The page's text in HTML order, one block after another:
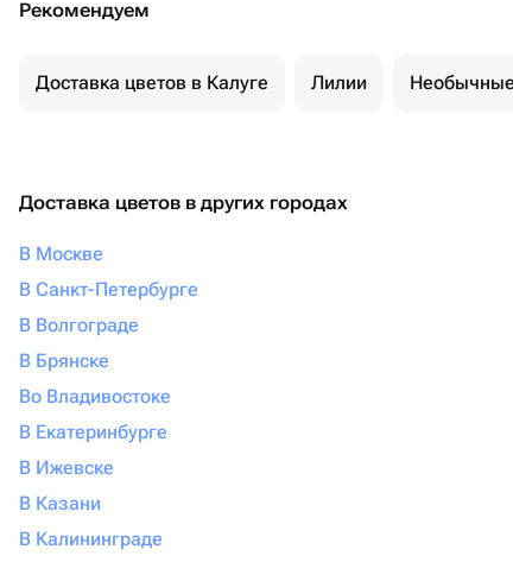
Рекомендуем
Доставка цветов в Калуге Лилии Необычные
Доставка цветов в других городах
В Москве
В Санкт-Петербурге
В Волгограде
В Брянске
Во Владивостоке
В Екатеринбурге
В Ижевске
В Казани
В Калининграде